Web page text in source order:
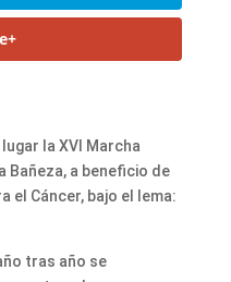
la XVI Marcha
Bañeza, a beneficio de
el Cáncer, bajo el lema:
tras año se